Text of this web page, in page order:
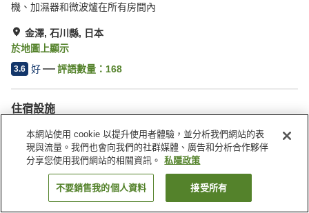
機、加濕器和微波爐在所有房間內
金澤, 石川縣, 日本
於地圖上顯示
3.6 好 評語數量： 168
住宿設施
自動販賣機 收費洗衣房
主頁 日本 石川縣 金澤 金澤站前 Livemax 酒店
找客房
本網站使用 cookie 以提升使用者體驗，並分析我們網站的表
現與流量。我們也會向我們的社群媒體、廣告和分析合作夥伴
分享您使用我們網站的相關資訊。
私隱政策
不要銷售我的個人資料 接受所有